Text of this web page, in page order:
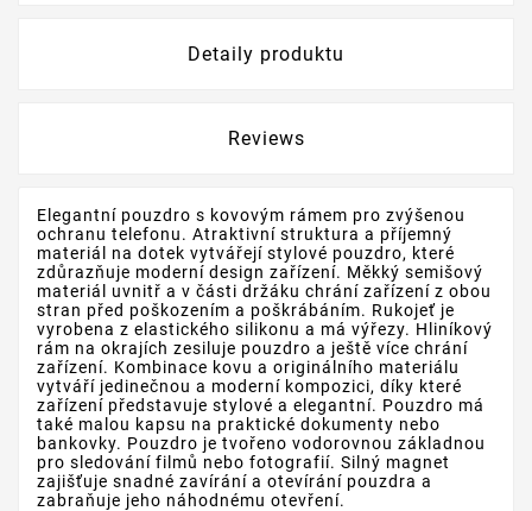
Detaily produktu
Reviews
Elegantní pouzdro s kovovým rámem pro zvýšenou
ochranu telefonu. Atraktivní struktura a příjemný
materiál na dotek vytvářejí stylové pouzdro, které
zdůrazňuje moderní design zařízení. Měkký semišový
materiál uvnitř a v části držáku chrání zařízení z obou
stran před poškozením a poškrábáním. Rukojeť je
vyrobena z elastického silikonu a má výřezy. Hliníkový
rám na okrajích zesiluje pouzdro a ještě více chrání
zařízení. Kombinace kovu a originálního materiálu
vytváří jedinečnou a moderní kompozici, díky které
zařízení představuje stylové a elegantní. Pouzdro má
také malou kapsu na praktické dokumenty nebo
bankovky. Pouzdro je tvořeno vodorovnou základnou
pro sledování filmů nebo fotografií. Silný magnet
zajišťuje snadné zavírání a otevírání pouzdra a
zabraňuje jeho náhodnému otevření.